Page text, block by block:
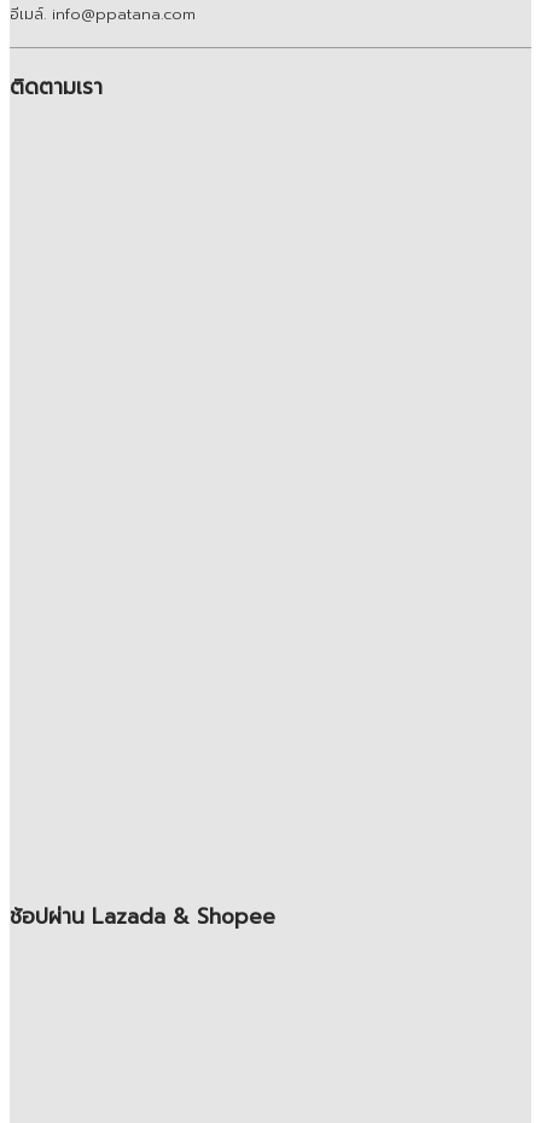
อีเมล์. info@ppatana.com
ติดตามเรา
ช้อปผ่าน Lazada & Shopee